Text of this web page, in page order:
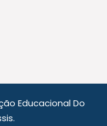
Educacional Do